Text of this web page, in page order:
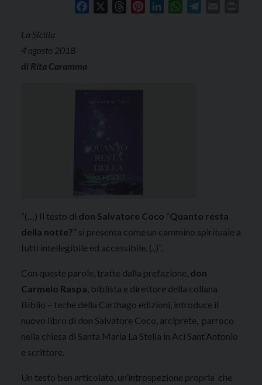
Facebook ThreadsPinterestLinkedInWhatsApp
La Sicilia
4 agosto 2018
di Rita Caramma
“(…) Il testo di don Salvatore Coco “Quanto resta
della notte?” si presenta come un cammino spirituale a
tutti intellegibile ed accessibile. (..)”.
Con queste parole, tratte dalla prefazione, don
Carmelo Raspa , biblista e direttore della collana
Biblio – teche della Carthago edizioni, introduce il
nuovo libro di don Salvatore Coco, arciprete, parroco
nella chiesa di Santa Maria La Stella in Aci Sant’Antonio
e scrittore.
Un testo ben articolato, un’introspezione propria che